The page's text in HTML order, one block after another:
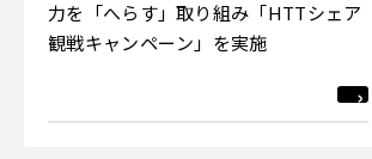
力を「へらす」取り組み「HTTシェア
観戦キャンペーン」を実施